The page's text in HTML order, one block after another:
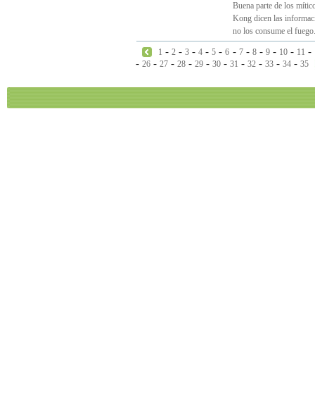
Buena parte de los
Kong dicen las
no los consume el
1 -2 -3 -4 -5 -6 - 7- 8- 9- 10- 11 -
- 26 - 27 - 28 - 29 - 30 - 31 - 32 - 33 - 34 - 35